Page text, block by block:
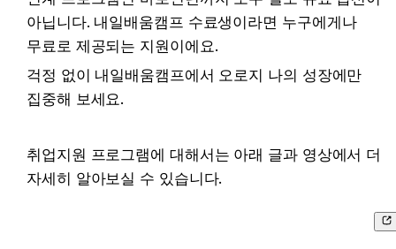
아닙니다. 내일배움캠프 수료생이라면 누구에게나
무료로 제공되는 지원이에요.
걱정 없이 내일배움캠프에서 오로지 나의 성장에만
집중해 보세요.
취업지원 프로그램에 대해서는 아래 글과 영상에서 더
자세히 알아보실 수 있습니다.